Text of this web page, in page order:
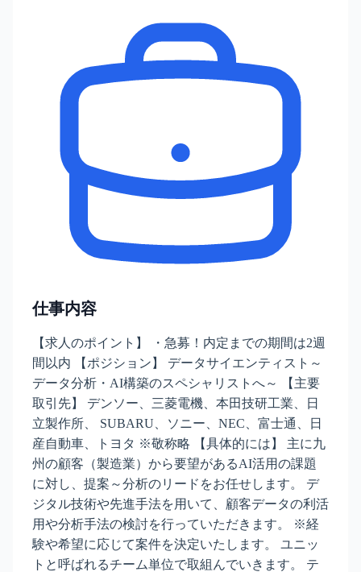
仕事内容
【求人のポイント】 ・急募！内定までの期間は2週
間以内 【ポジション】 データサイエンティスト～
データ分析・AI構築のスペシャリストへ～ 【主要
取引先】 デンソー、三菱電機、本田技研工業、日
立製作所、 SUBARU、ソニー、NEC、富士通、日
産自動車、トヨタ ※敬称略 【具体的には】 主に九
州の顧客（製造業）から要望があるAI活用の課題
に対し、提案～分析のリードをお任せします。 デ
ジタル技術や先進手法を用いて、顧客データの利活
用や分析手法の検討を行っていただきます。 ※経
験や希望に応じて案件を決定いたします。 ユニッ
トと呼ばれるチーム単位で取組んでいきます。 テ